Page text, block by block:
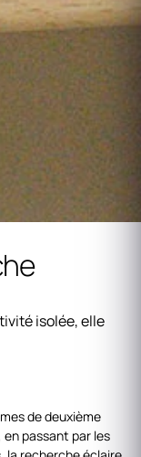
isolée, elle
de deuxième
passant par les